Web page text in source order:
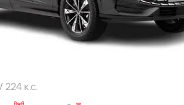
224 к.с.